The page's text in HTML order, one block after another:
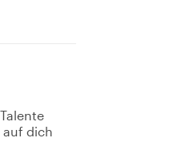
auf dich